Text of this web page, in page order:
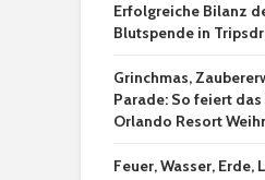
Erfolgreiche Bilanz
Blutspende in
Grinchmas,
Parade: So feiert
Orlando Resort
Feuer, Wasser, Erde,